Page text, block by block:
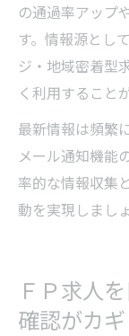
の通過率アップ
す。情報源とし
ジ・地域密着型
く利用すること
最新情報は頻繁
メール通知機能
率的な情報収集
動を実現しましょ
ＦＰ求人
確認がカギ